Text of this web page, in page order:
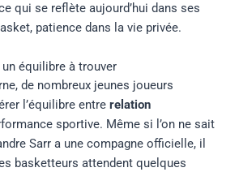
qui se reflète aujourd’hui dans ses
patience dans la vie privée.
équilibre à trouver
de nombreux jeunes joueurs
l’équilibre entre relation
sportive. Même si l’on ne sait
Sarr a une compagne officielle, il
basketteurs attendent quelques